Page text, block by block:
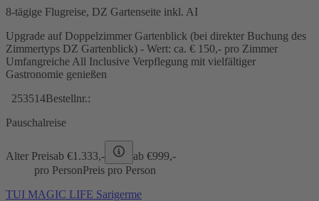
8-tägige Flugreise, DZ Gartenseite inkl. AI
Upgrade auf Doppelzimmer Gartenblick (bei direkter Buchung des
Zimmertyps DZ Gartenblick) - Wert: ca. € 150,- pro Zimmer
Umfangreiche All Inclusive Verpflegung mit vielfältiger
Gastronomie genießen
253514Bestellnr.:
Pauschalreise
Alter Preisab €1.333,- ab €999,-
pro PersonPreis pro Person
TUI MAGIC LIFE Sarigerme